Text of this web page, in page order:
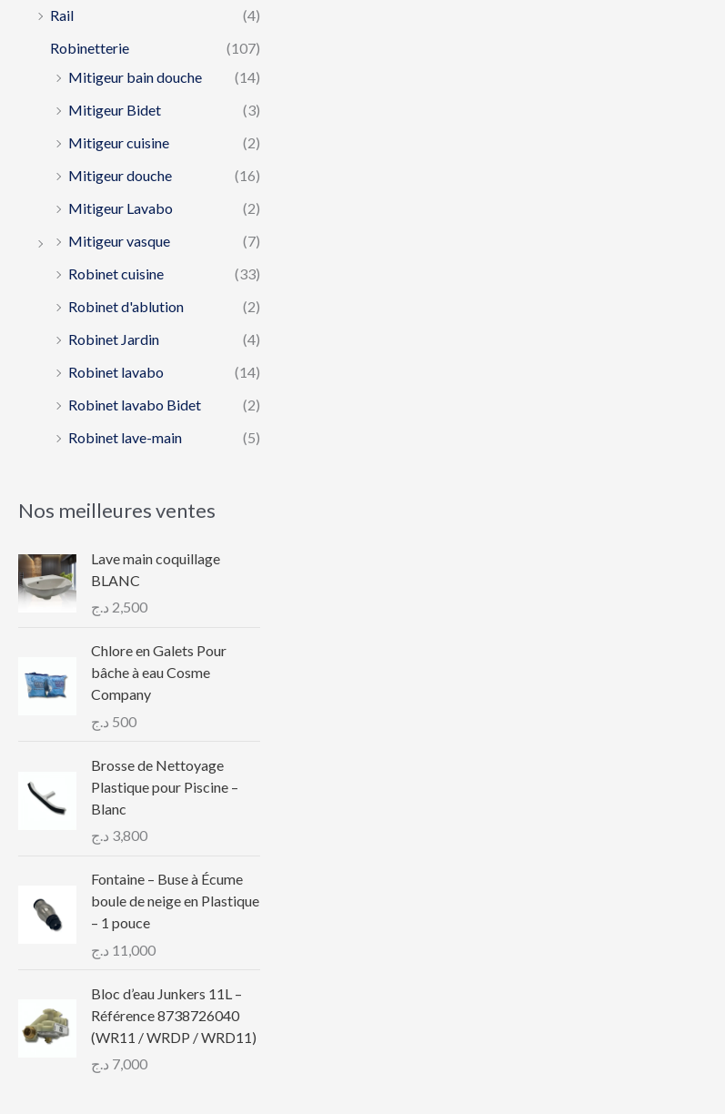
Rail
(4)
Robinetterie
(107)
Mitigeur bain douche
(14)
Mitigeur Bidet
(3)
Mitigeur cuisine
(2)
Mitigeur douche
(16)
Mitigeur Lavabo
(2)
Mitigeur vasque
(7)
Robinet cuisine
(33)
Robinet d'ablution
(2)
Robinet Jardin
(4)
Robinet lavabo
(14)
Robinet lavabo Bidet
(2)
Robinet lave-main
(5)
Nos meilleures ventes
Lave main coquillage
BLANC
2,500 د.ج
Chlore en Galets Pour
bâche à eau Cosme
Company
500 د.ج
Brosse de Nettoyage
Plastique pour Piscine –
Blanc
3,800 د.ج
Fontaine – Buse à Écume
boule de neige en Plastique
– 1 pouce
11,000 د.ج
Bloc d’eau Junkers 11L –
Référence 8738726040
(WR11 / WRDP / WRD11)
7,000 د.ج